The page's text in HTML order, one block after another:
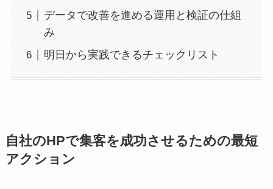
データで改善を進める運用と検証の仕組
み
明日から実践できるチェックリスト
自社のHPで集客を成功させるための最短
アクション